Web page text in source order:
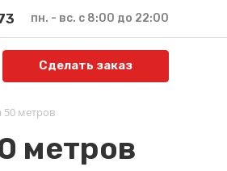
пн. - вс. с 8:00 до 22:00
Сделать заказ
50 метров
метров